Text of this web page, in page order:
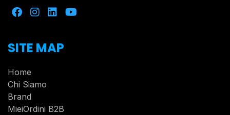
SITE MAP
Home
Chi Siamo
Brand
MieiOrdini B2B